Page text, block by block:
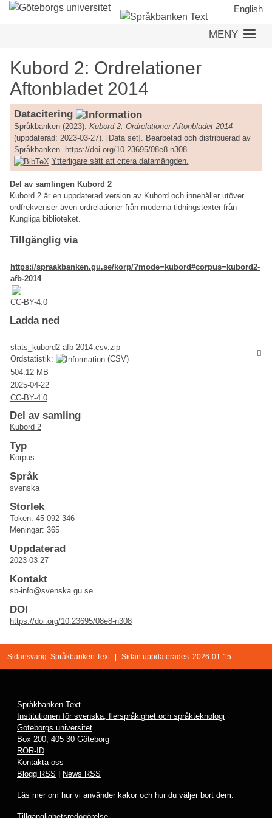
Hoppa
English
MENY
Kubord 2: Ordrelationer
Aftonbladet 2014
Datacitering
Språkbanken (2023). Kubord 2: Ordrelationer Aftonbladet 2014
(uppdaterad: 2023-03-27). [Data set]. Bearbetad och distribuerad av
Språkbanken. https://doi.org/10.23695/08e8-n308
Ytterligare sätt att citera datamängden.
Del av samlingen Kubord 2
Kubord 2 är en uppdaterad version av Kubord och innehåller utöver
ordfrekvenser även ordrelationer från moderna tidningstexter från
Kungliga biblioteket.
Tillgänglig via
https://spraakbanken.gu.se/korp/?mode=kubord#corpus=kubord2-
afb-2014
CC-BY-4.0
Ladda ned
stats_kubord2-afb-2014.csv.zip
Ordstatistik:
(CSV)
504.12 MB
2025-04-22
CC-BY-4.0
Del av samling
Kubord 2
Typ
Korpus
Språk
svenska
Storlek
Token: 45 092 346
Meningar: 365
Uppdaterad
2023-03-27
Kontakt
sb-info@svenska.gu.se
DOI
https://doi.org/10.23695/08e8-n308
Sidansvarig: Språkbanken Text Sidan uppdaterades: 2026-01-15
Språkbanken Text
Institutionen för svenska, flerspråkighet och språkteknologi
Göteborgs universitet
Box 200, 405 30 Göteborg
ROR-ID
Kontakta oss
Blogg RSS
News RSS
Läs mer om hur vi använder kakoroch hur du väljer bort dem.